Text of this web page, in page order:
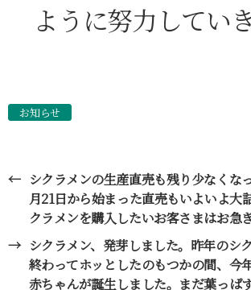
ように努力していき
お知らせ
← シクラメンの生産直売も残り少なくな
月21日から始まった直売もいよいよ大
クラメンを購入したいお客さまはお急
→ シクラメン、発芽しました。昨年のシ
終わってホッとしたのもつかの間、今
赤ちゃんが誕生しました。まだ葉っぱ